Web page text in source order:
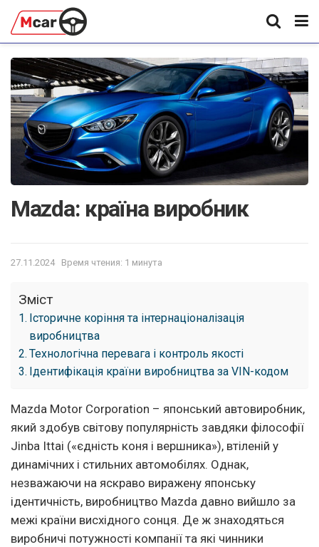
Mazda: країна виробник
27.11.2024 Время чтения: 1 минута
Зміст
Історичне коріння та інтернаціоналізація
виробництва
Технологічна перевага і контроль якості
Ідентифікація країни виробництва за VIN-кодом
Mazda Motor Corporation – японський автовиробник,
який здобув світову популярність завдяки філософії
Jinba Ittai («єдність коня і вершника»), втіленій у
динамічних і стильних автомобілях. Однак,
незважаючи на яскраво виражену японську
ідентичність, виробництво Mazda давно вийшло за
межі країни висхідного сонця. Де ж знаходяться
виробничі потужності компанії та які чинники